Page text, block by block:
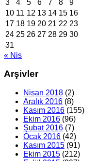
3
4 5 6 7 8
9
10 11 12 13 14 15 16
17 18 19 20 21 22 23
24 25 26 27 28 29 30
31
« Nis
Arşivler
Nisan 2018 (2)
Aralık 2016 (8)
Kasım 2016 (155)
Ekim 2016 (96)
Şubat 2016 (7)
Ocak 2016 (42)
Kasım 2015 (91)
Ekim 2015 (212)